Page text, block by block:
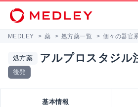
MEDLEY > 薬 > 処方薬一覧 > 個々の器官
処方薬 アルプロスタジル
後発
基本情報